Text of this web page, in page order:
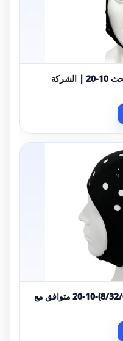
8 قنوات EEG CAP CAP | نظام البحث 10-20 | الشركة
قبعات كهربائية EEG عالية الدقة (8/32/64)-10-20 متوافق مع